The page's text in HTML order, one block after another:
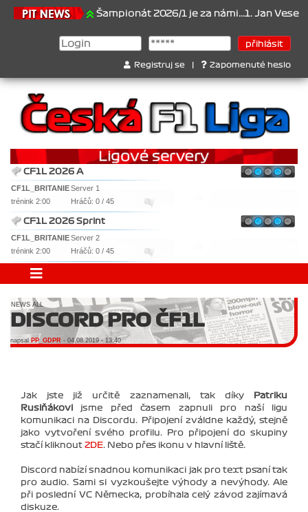
Šampionát 2026/1 je za námi...1. Jan Veselý , 2. Jan
Registruj se Zapomenuté heslo
CF1L 2026 A
CF1L_BRITANIEServer 1
trénink 2:00
Hráčů: 0 / 45
CF1L 2026 Sprint
CF1L_BRITANIEServer 2
trénink 2:00
Hráčů: 0 / 45
NEWS ALL
DISCORD PRO ČF1L
napsal PP_GDPR - 04.08.2019 - 13:40
Jak jste již určitě zaznamenali, tak díky
Patriku
Rusiňákovi
jsme před časem zapnuli pro naší ligu
komunikaci na Discordu. Připojení zváldne každý, stejně
jako vytvoření svého profilu. Pro připojení do skupiny
stačí kliknout ZDE. Nebo přes ikonu v hlavní liště.
Discord nabízí snadnou komunikaci jak pro text psaní tak
pro audio. Sami si vyzkoušejte výhody a nevýhody. Ale
při poslední VC Německa, probíhala celý závod zajímavá
diskuze.